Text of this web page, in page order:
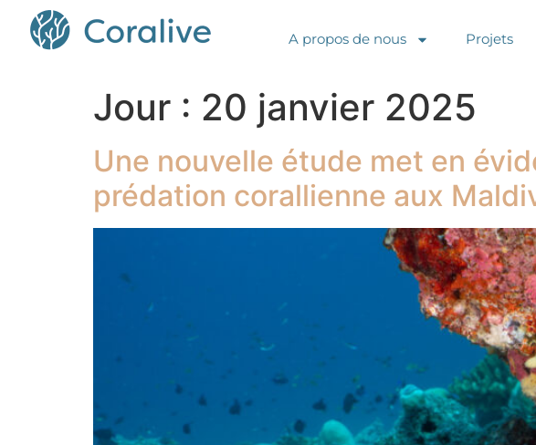
A propos de nous Projets
Jour : 20 janvier 2025
Une nouvelle étude met en
prédation corallienne aux